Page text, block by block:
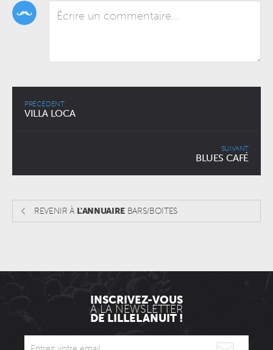
PRÉCÉDENT
VILLA LOCA
SUIVANT
BLUES CAFÉ
REVENIR À L'ANNUAIRE BARS/BOITES
INSCRIVEZ-VOUS
À LA NEWSLETTER
DE LILLELANUIT !